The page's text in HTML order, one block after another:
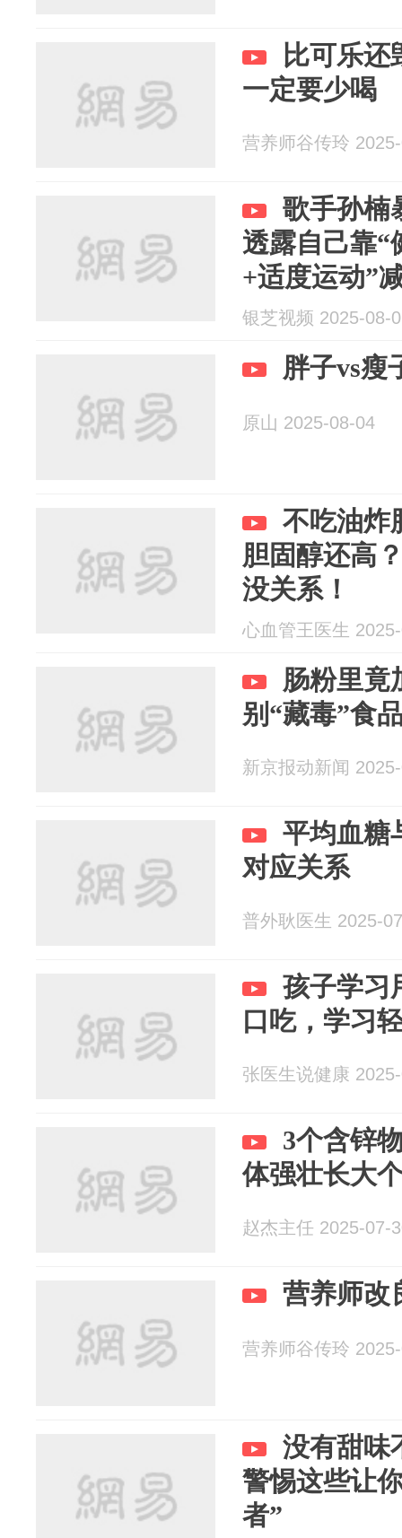
比可乐还
一定要少喝
营养师谷传玲
歌手孙楠
透露自己靠“
+适度运动”
叹：认不出
银芝视频 2025-08-
胖子vs瘦
原山 2025-08-04
不吃油炸
胆固醇还高
没关系！
心血管王医生
肠粉里竟
别“藏毒”食
新京报动新闻
平均血糖
对应关系
普外耿医生 2025-
孩子学习
口吃，学习
张医生说健康
3个含锌
体强壮长大
赵杰主任 2025-07-
营养师改
营养师谷传玲
没有甜味
警惕这些让
者”